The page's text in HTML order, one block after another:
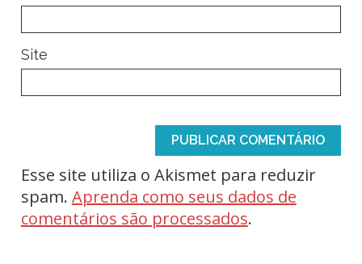
Site
Esse site utiliza o Akismet para reduzir
spam. Aprenda como seus dados de
comentários são processados.